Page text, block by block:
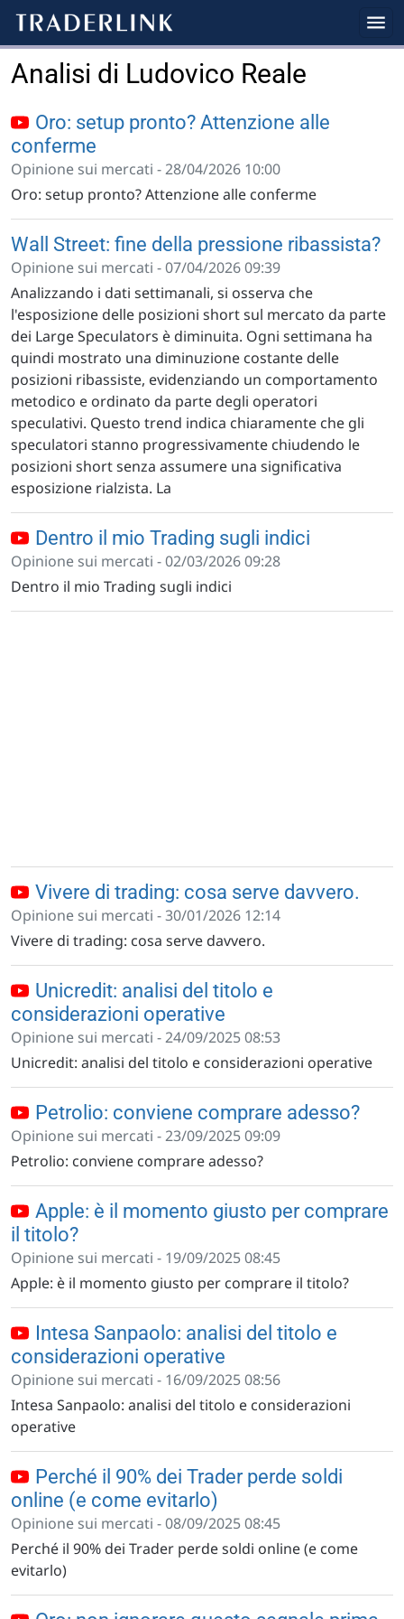
Analisi di Ludovico Reale
Oro: setup pronto? Attenzione alle
conferme
Opinione sui mercati - 28/04/2026 10:00
Oro: setup pronto? Attenzione alle conferme
Wall Street: fine della pressione ribassista?
Opinione sui mercati - 07/04/2026 09:39
Analizzando i dati settimanali, si osserva che
l'esposizione delle posizioni short sul mercato da parte
dei Large Speculators è diminuita. Ogni settimana ha
quindi mostrato una diminuzione costante delle
posizioni ribassiste, evidenziando un comportamento
metodico e ordinato da parte degli operatori
speculativi. Questo trend indica chiaramente che gli
speculatori stanno progressivamente chiudendo le
posizioni short senza assumere una significativa
esposizione rialzista. La
Dentro il mio Trading sugli indici
Opinione sui mercati - 02/03/2026 09:28
Dentro il mio Trading sugli indici
Vivere di trading: cosa serve davvero.
Opinione sui mercati - 30/01/2026 12:14
Vivere di trading: cosa serve davvero.
Unicredit: analisi del titolo e
considerazioni operative
Opinione sui mercati - 24/09/2025 08:53
Unicredit: analisi del titolo e considerazioni operative
Petrolio: conviene comprare adesso?
Opinione sui mercati - 23/09/2025 09:09
Petrolio: conviene comprare adesso?
Apple: è il momento giusto per comprare
il titolo?
Opinione sui mercati - 19/09/2025 08:45
Apple: è il momento giusto per comprare il titolo?
Intesa Sanpaolo: analisi del titolo e
considerazioni operative
Opinione sui mercati - 16/09/2025 08:56
Intesa Sanpaolo: analisi del titolo e considerazioni
operative
Perché il 90% dei Trader perde soldi
online (e come evitarlo)
Opinione sui mercati - 08/09/2025 08:45
Perché il 90% dei Trader perde soldi online (e come
evitarlo)